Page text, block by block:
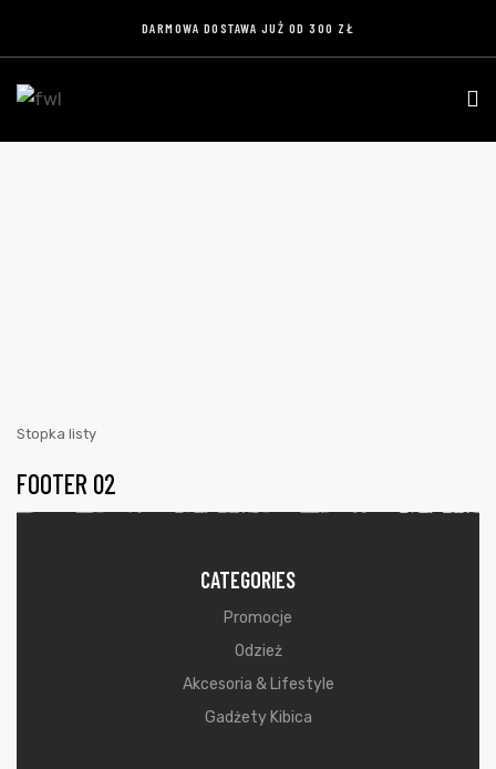
DARMOWA DOSTAWA JUŻ OD 300 ZŁ
Stopka listy
FOOTER 02
CATEGORIES
Promocje
Odzież
Akcesoria & Lifestyle
Gadżety Kibica